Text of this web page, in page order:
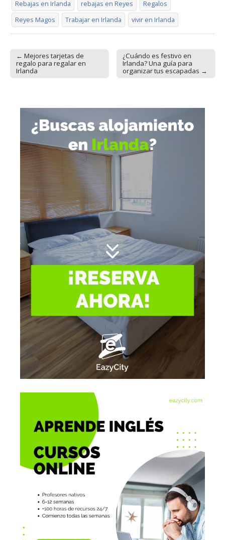
Rebajas en Irlanda rebajas en Reyes
Regalos
Reyes Magos
Trabajar en Irlanda vivir en Irlanda
Post navigation
← Mejores tarjetas de
regalo para regalar en
Irlanda
¿Cuándo es festivo en
Irlanda? Una guía para
organizar tus escapadas →